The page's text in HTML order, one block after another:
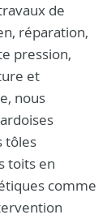
de
réparation,
pression,
et
nous
tôles
toits en
comme